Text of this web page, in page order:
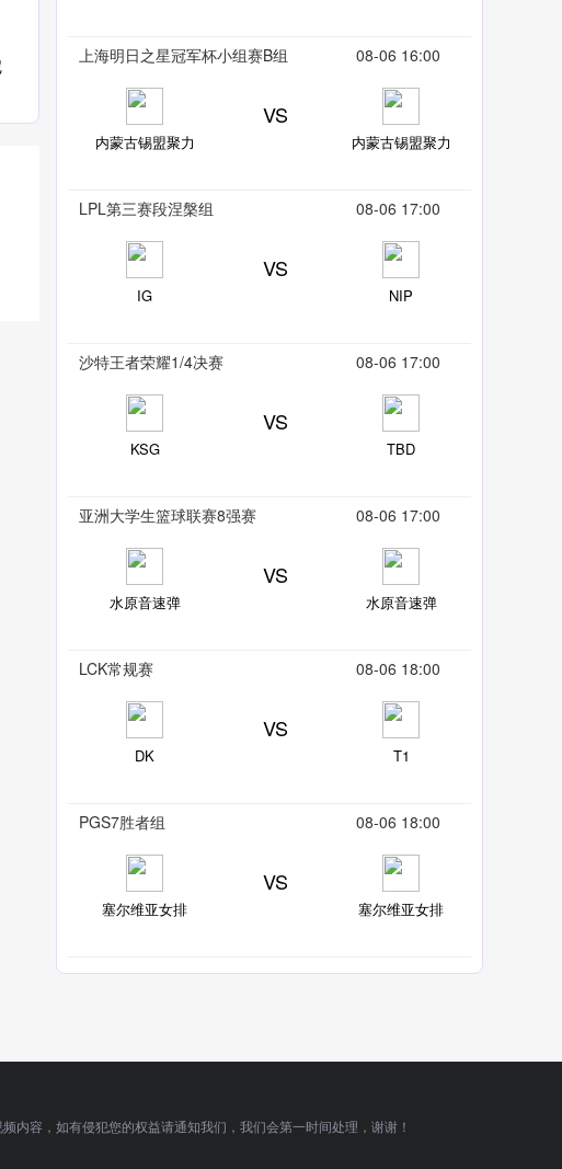
上海明日之星冠军杯小组赛B组 08-06 16:00
内蒙古锡盟聚力
VS
内蒙古锡盟聚力
LPL第三赛段涅槃组 08-06 17:00
IG
VS
NIP
沙特王者荣耀1/4决赛 08-06 17:00
KSG
VS
TBD
亚洲大学生篮球联赛8强赛 08-06 17:00
水原音速弹
VS
水原音速弹
LCK常规赛 08-06 18:00
DK
VS
T1
PGS7胜者组 08-06 18:00
塞尔维亚女排
VS
塞尔维亚女排
内容，如有侵犯您的权益请通知我们，我们会第一时间处理，谢谢！